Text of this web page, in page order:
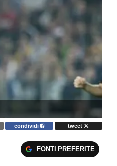
condividi tweet
FONTI PREFERITE